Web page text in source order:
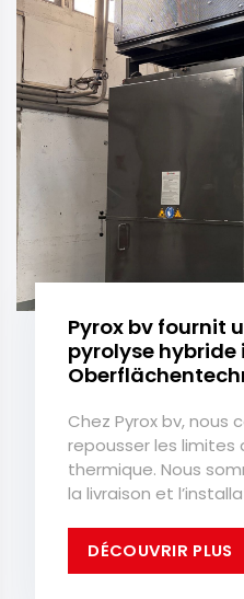
Pyrox bv fournit
pyrolyse hybride
Chez Pyrox bv, nous
repousser les
thermique. Nous
la livraison et
DÉCOUVRIR PLUS